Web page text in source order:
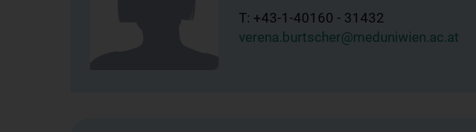
T: +43-1-40160 - 31432
verena.burtscher@meduniwien.ac.at